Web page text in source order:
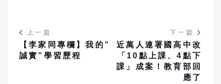
上一篇
【李家同專欄】我的”
誠實”學習歷程
下一篇
近萬人連署國高中改
「10點上課、4點下
課」成案！教育部回
應了